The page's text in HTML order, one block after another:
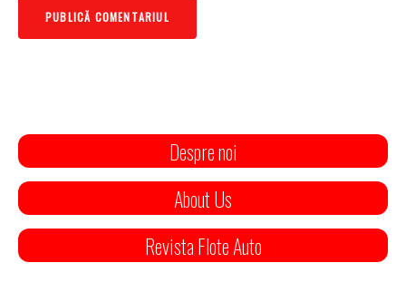
Despre noi
About Us
Revista Flote Auto